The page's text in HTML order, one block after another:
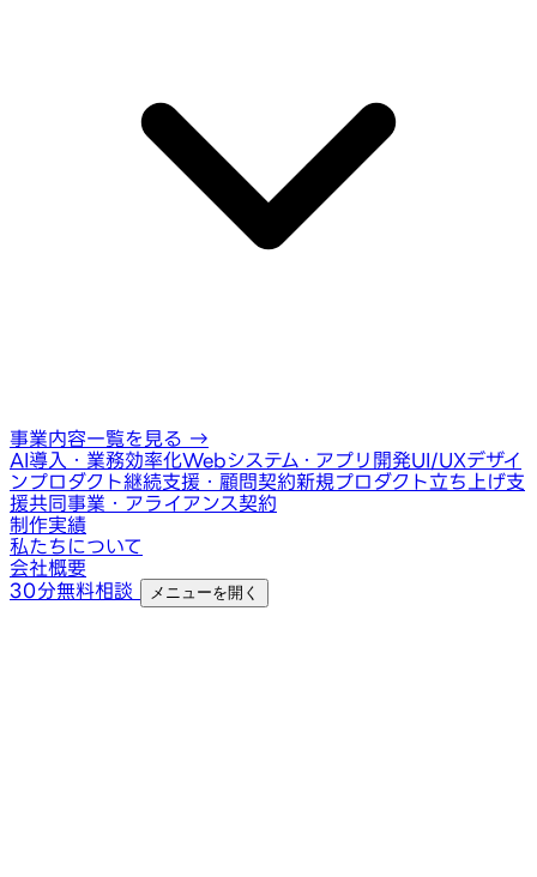
事業内容一覧を見る →
AI導入・業務効率化Webシステム・アプリ開発UI/UXデザイ
ンプロダクト継続支援・顧問契約新規プロダクト立ち上げ支
援共同事業・アライアンス契約
制作実績
私たちについて
会社概要
30分無料相談
メニューを開く